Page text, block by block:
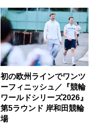
初の欧州ラインでワンツ
ーフィニッシュ／『競輪
ワールドシリーズ2026』
第5ラウンド 岸和田競輪
場